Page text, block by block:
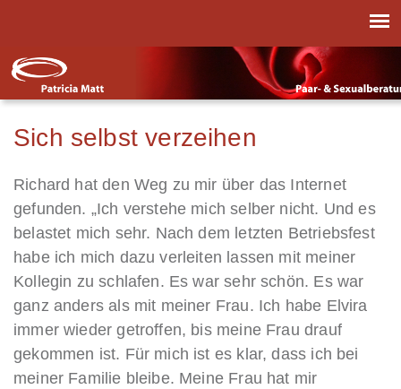
Sich selbst verzeihen
Richard hat den Weg zu mir über das Internet
gefunden. „Ich verstehe mich selber nicht. Und es
belastet mich sehr. Nach dem letzten Betriebsfest
habe ich mich dazu verleiten lassen mit meiner
Kollegin zu schlafen. Es war sehr schön. Es war
ganz anders als mit meiner Frau. Ich habe Elvira
immer wieder getroffen, bis meine Frau drauf
gekommen ist. Für mich ist es klar, dass ich bei
meiner Familie bleibe. Meine Frau hat mir